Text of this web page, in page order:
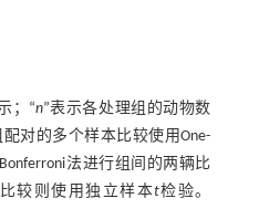
；“n”表示各处理组的动物数
对的多个样本比较使用One-
法进行组间的两辆比
较则使用独立样本t检验。